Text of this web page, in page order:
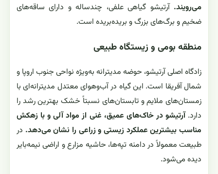
می‌رویند. آرتیشو گیاهی علفی، چندساله و دارای ساقه‌های
ضخیم و برگ‌های بزرگ و برید‌ه‌بریده است.
منطقه بومی و زیستگاه طبیعی
زادگاه اصلی آرتیشو، حوضه مدیترانه به‌ویژه نواحی جنوب اروپا و
شمال آفریقا است. این گیاه در آب‌وهوای معتدل مدیترانه‌ای با
زمستان‌های ملایم و تابستان‌های نسبتاً خشک بهترین رشد را
دارد.آرتیشو در خاک‌های عمیق، غنی از مواد آلی و با زهکش
مناسب بیشترین عملکرد زیستی و زراعی را نشان می‌دهد. در
طبیعت معمولاً در دامنه‌ تپه‌ها، حاشیه مزارع و اراضی نیمه‌بایر
دیده می‌شود.